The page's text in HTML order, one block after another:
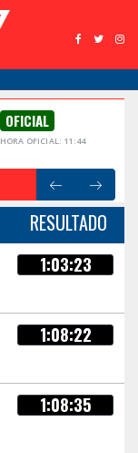
OFICIAL
HORA OFICIAL: 11:44
RESULTADO
1:03:23
1:08:22
1:08:35